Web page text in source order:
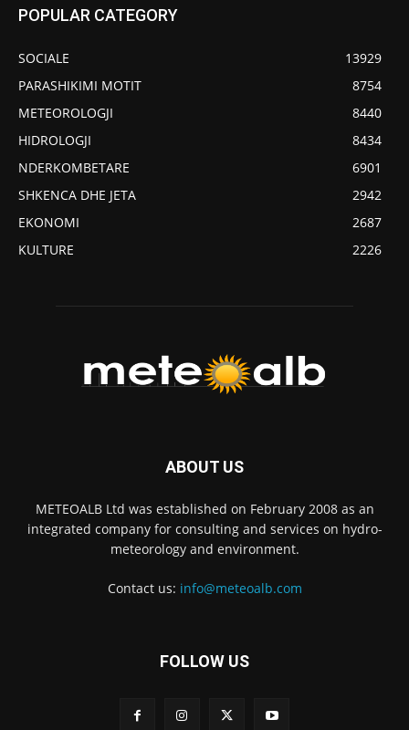
POPULAR CATEGORY
SOCIALE
13929
PARASHIKIMI MOTIT
8754
METEOROLOGJI
8440
HIDROLOGJI
8434
NDERKOMBETARE
6901
SHKENCA DHE JETA
2942
EKONOMI
2687
KULTURE
2226
ABOUT US
METEOALB Ltd was established on February 2008 as an
integrated company for consulting and services on hydro-
meteorology and environment.
Contact us: info@meteoalb.com
FOLLOW US